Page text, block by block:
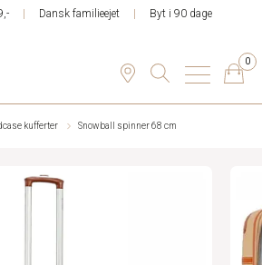
Dansk familieejet Byt i 90 dage
0
kufferter Snowball spinner 68 cm